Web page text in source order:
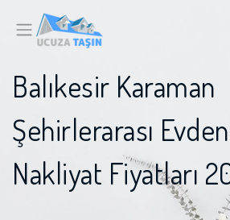
Balıkesir Karaman
Şehirlerarası
Nakliyat Fiyatları